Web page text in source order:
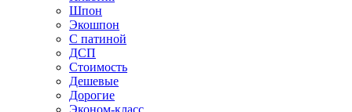
Шпон
Экошпон
С патиной
ДСП
Стоимость
Дешевые
Дорогие
Эконом-класс